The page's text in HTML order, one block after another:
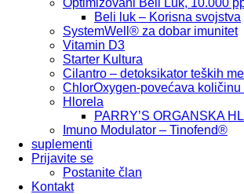
Beli luk – Korisna svojstva
SystemWell® za dobar imunitet
Vitamin D3
Starter Kultura
Cilantro – detoksikator teških
ChlorOxygen-povećava količinu
Hlorela
PARRY’S ORGANSKA
Imuno Modulator – Tinofend®
suplementi
Prijavite se
Postanite član
Kontakt